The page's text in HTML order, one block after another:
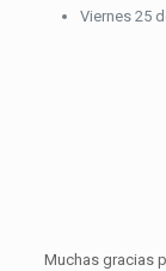
Viernes 25
para
en el
lleva
Muchas gracias